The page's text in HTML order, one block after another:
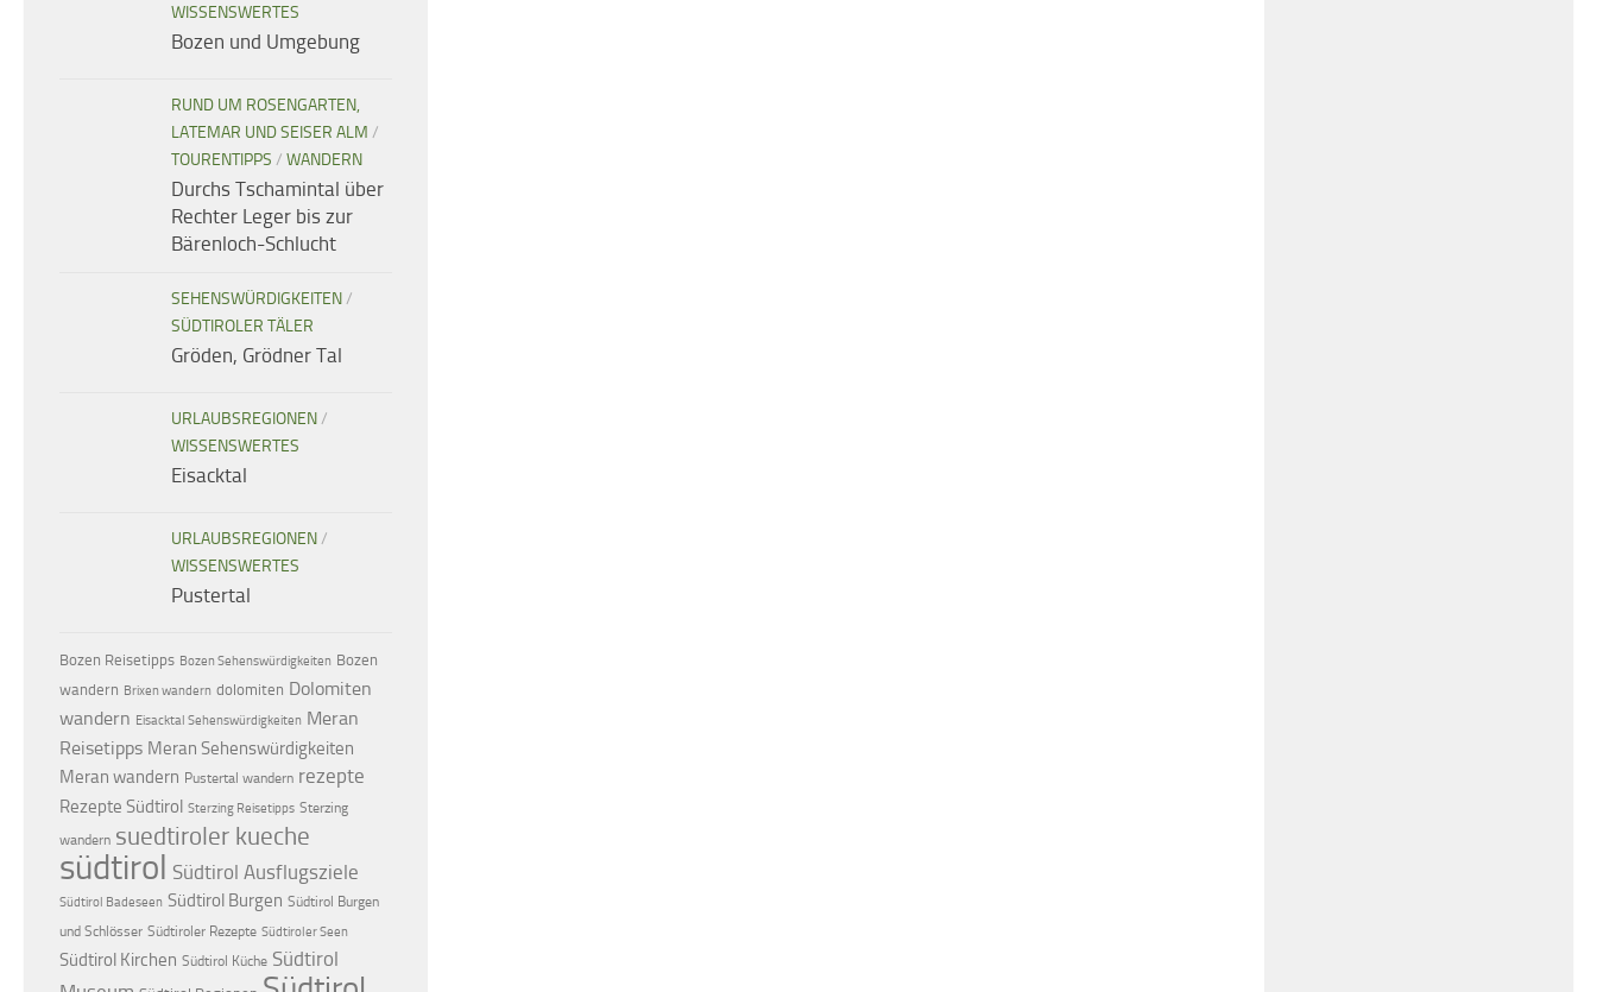
WISSENSWERTES
Bozen und Umgebung
RUND UM ROSENGARTEN,
LATEMAR UND SEISER ALM /
TOURENTIPPS / WANDERN
Durchs Tschamintal über
Rechter Leger bis zur
Bärenloch-Schlucht
SEHENSWÜRDIGKEITEN/
SÜDTIROLER TÄLER
Gröden, Grödner Tal
URLAUBSREGIONEN/
WISSENSWERTES
Eisacktal
URLAUBSREGIONEN/
WISSENSWERTES
Pustertal
Bozen Reisetipps Bozen Sehenswürdigkeiten Bozen
wandern Brixen wandern dolomiten Dolomiten
wandern Eisacktal Sehenswürdigkeiten Meran
Reisetipps Meran Sehenswürdigkeiten
Meran wandern Pustertal wandern rezepte
Rezepte Südtirol Sterzing Reisetipps Sterzing
wandern suedtiroler kueche
südtirol Südtirol Ausflugsziele
Südtirol Badeseen Südtirol Burgen Südtirol Burgen
und Schlösser Südtiroler Rezepte Südtiroler Seen
Südtirol Kirchen Südtirol Küche Südtirol